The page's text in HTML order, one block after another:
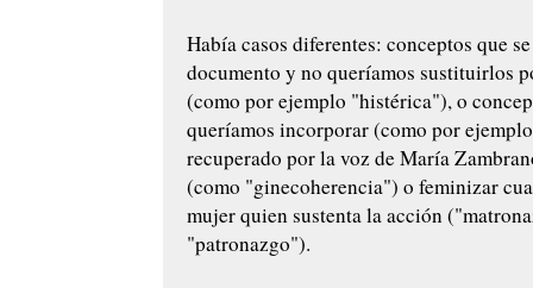
Había casos diferentes: conceptos que
documento y no queríamos sustituirlos
(como por ejemplo "histérica"), o
queríamos incorporar (como por
recuperado por la voz de María
(como "ginecoherencia") o feminizar
mujer quien sustenta la acción
"patronazgo").